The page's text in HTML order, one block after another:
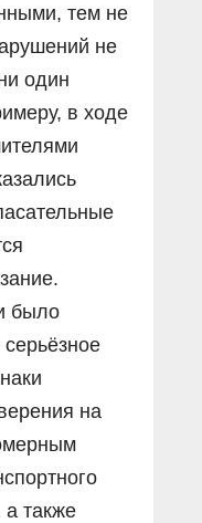
тем не
не
один
в ходе
было
на
а также